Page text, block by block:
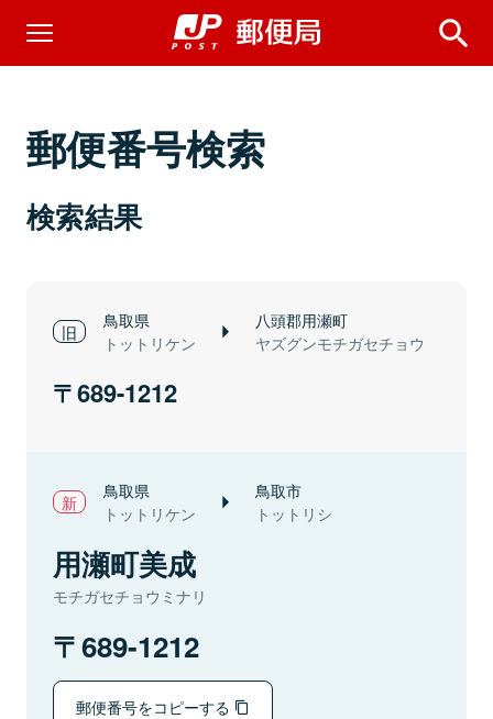
郵便番号検索
検索結果
鳥取県
トットリケン
八頭郡用瀬町
ヤズグンモチガセチョウ
689-1212
鳥取県
トットリケン
鳥取市
トットリシ
用瀬町美成
モチガセチョウミナリ
689-1212
郵便番号をコピーする